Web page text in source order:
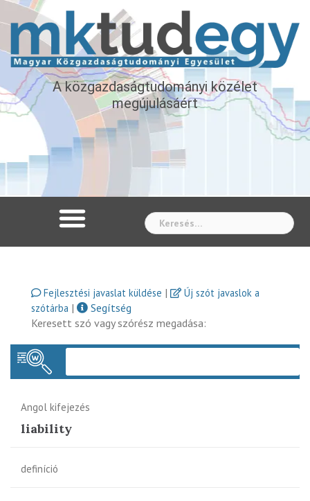
A közgazdaságtudományi közélet
megújulásáért
Fejlesztési javaslat küldése |
Új szót javaslok a
szótárba |
Segítség
Keresett szó vagy szórész megadása:
Angol kifejezés
liability
definíció